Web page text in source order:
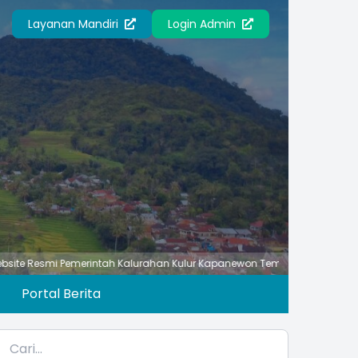
Layanan Mandiri Login Admin
Pemerintah Kalurahan Kulur Kapanewon Temon Kabupaten Kulon
Portal Berita